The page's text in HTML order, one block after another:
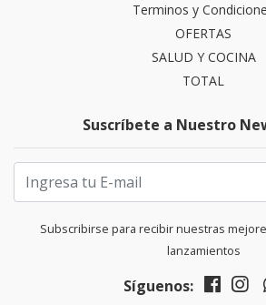
Terminos y
OFERTAS
SALUD Y COCINA
TOTAL
Suscríbete a Nuestro
Subscribirse para recibir nuestras
lanzamientos
Síguenos: